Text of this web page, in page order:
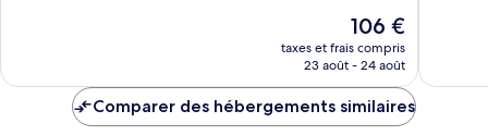
Le
nouveau
prix
de
106 €
taxes et frais compris
23 août - 24 août
Comparer des hébergements similaires